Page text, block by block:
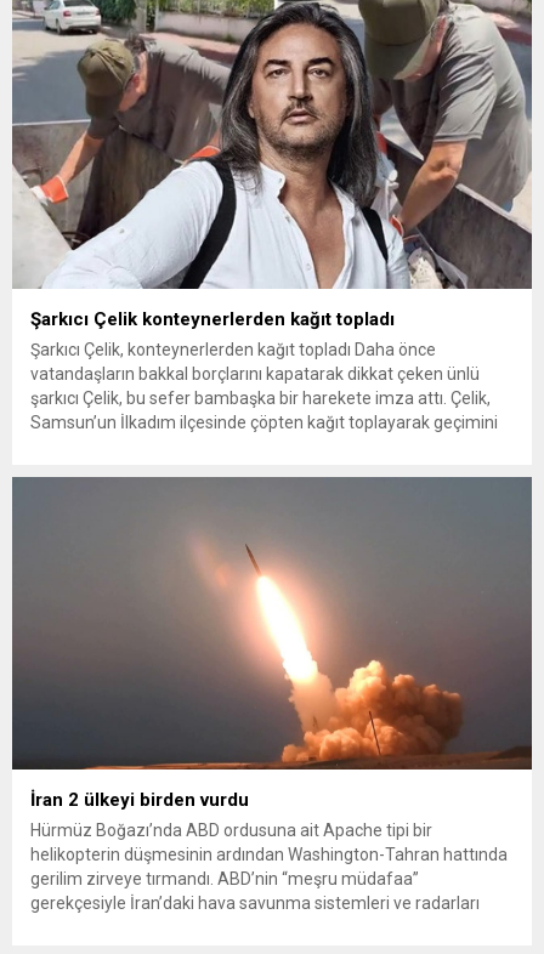
sohbet eden, onların talep ve önerileri dinleyen Başkan İhsan
Kurnaz, gelen taleplerin çözümü için...
Şarkıcı Çelik konteynerlerden kağıt topladı
Şarkıcı Çelik, konteynerlerden kağıt topladı Daha önce
vatandaşların bakkal borçlarını kapatarak dikkat çeken ünlü
şarkıcı Çelik, bu sefer bambaşka bir harekete imza attı. Çelik,
Samsun’un İlkadım ilçesinde çöpten kağıt toplayarak geçimini
İran 2 ülkeyi birden vurdu
Hürmüz Boğazı’nda ABD ordusuna ait Apache tipi bir
helikopterin düşmesinin ardından Washington-Tahran hattında
gerilim zirveye tırmandı. ABD’nin “meşru müdafaa”
gerekçesiyle İran’daki hava savunma sistemleri ve radarları